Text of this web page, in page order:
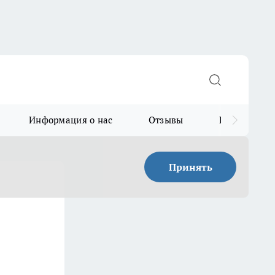
Информация о нас Отзывы Прайс для
Принять